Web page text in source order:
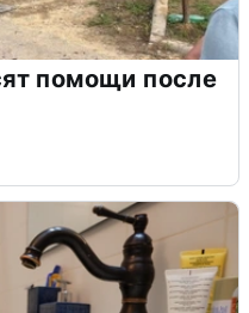
помощи после